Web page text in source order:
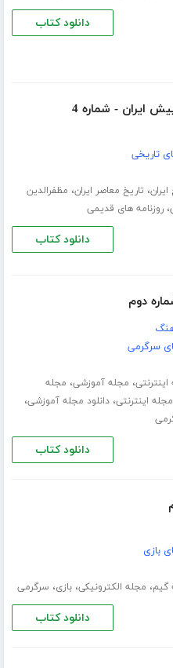
دانلود کتاب
تاریخی
ایران، تاریخ معاصر ایران، مظفرالدین
،روزنامه های قدیمی
دانلود کتاب
دوم
سرگرمی
، مجله آموزشی، مجله
مجله اینترنتی،دانلود مجله آموزشی،
دانلود کتاب
بازی
گیم، مجله الکترونیکی،بازی، سرگرمی
دانلود کتاب